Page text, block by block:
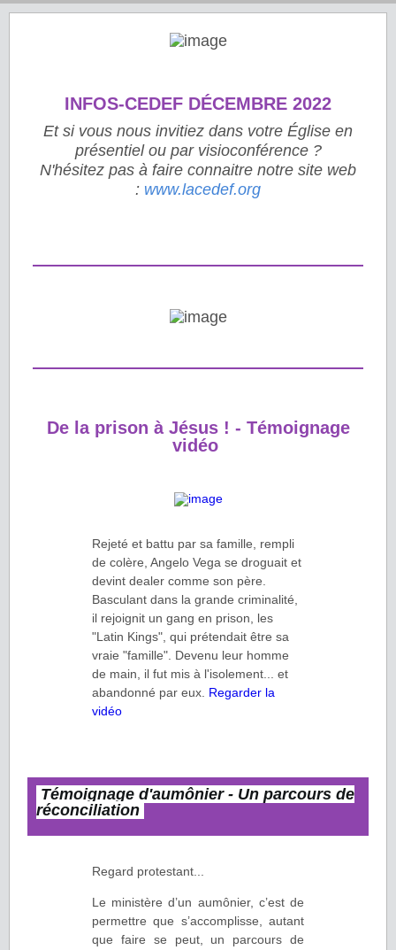
INFOS-CEDEF DÉCEMBRE 2022
Et si vous nous invitiez dans votre Église en
présentiel ou par visioconférence ?
N'hésitez pas à faire connaitre notre site web
: www.lacedef.org
De la prison à Jésus ! - Témoignage
vidéo
Rejeté et battu par sa famille, rempli
de colère, Angelo Vega se droguait et
devint dealer comme son père.
Basculant dans la grande criminalité,
il rejoignit un gang en prison, les
"Latin Kings", qui prétendait être sa
vraie "famille". Devenu leur homme
de main, il fut mis à l'isolement... et
abandonné par eux. Regarder la
vidéo
Témoignage d'aumônier - Un parcours de
réconciliation
Regard protestant...
Le ministère d’un aumônier, c’est de
permettre que s’accomplisse, autant
que faire se peut, un parcours de